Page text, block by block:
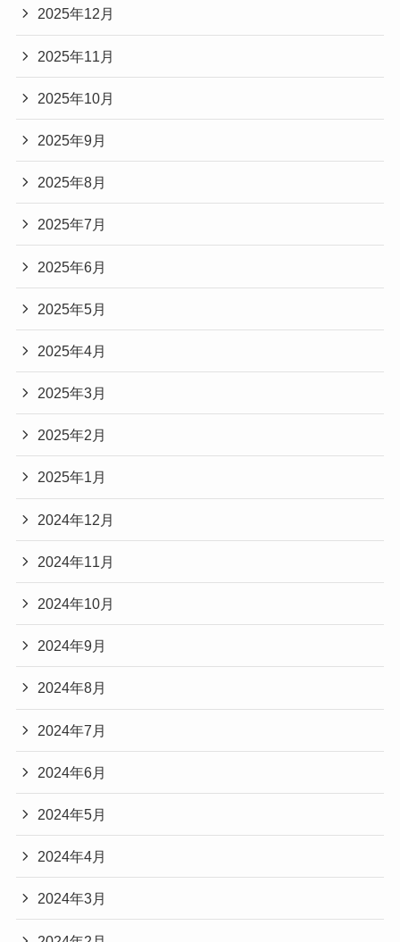
2025年12月
2025年11月
2025年10月
2025年9月
2025年8月
2025年7月
2025年6月
2025年5月
2025年4月
2025年3月
2025年2月
2025年1月
2024年12月
2024年11月
2024年10月
2024年9月
2024年8月
2024年7月
2024年6月
2024年5月
2024年4月
2024年3月